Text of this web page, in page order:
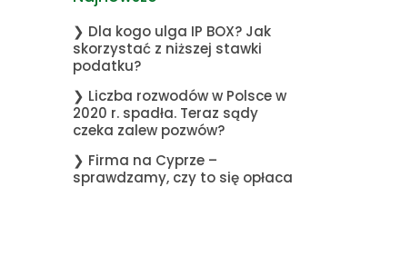
❯ Dla kogo ulga IP BOX? Jak
skorzystać z niższej stawki
podatku?
❯ Liczba rozwodów w Polsce w
2020 r. spadła. Teraz sądy
czeka zalew pozwów?
❯ Firma na Cyprze –
sprawdzamy, czy to się opłaca